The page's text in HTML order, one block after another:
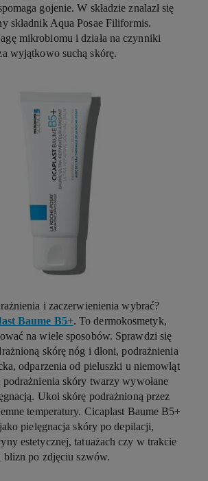
gojenie. W składzie znalazł się
składnik Aqua Posae Filiformis.
mikrobiomu i działa na czynniki
wyjątkowo suchą skórę.
i zaczerwienienia wybrać?
Baume B5+. To dermokosmetyk,
na wiele sposobów. Sprawdzi się
skórę nóg i dłoni, podrażnienia
odparzenia od pieluszki u niemowląt
skóry twarzy wywołane
Ukoi skórę podrażnioną przez
temperatury. Cicaplast Baume B5+
pielęgnacja skóry po depilacji,
estetycznej, tatuażach czy w trakcie
blizn po zdjęciu szwów.